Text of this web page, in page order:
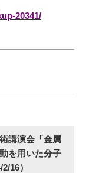
20341/
講演会「金属
を用いた分子
16）